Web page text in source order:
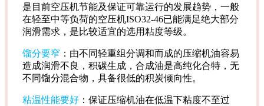
是目前空压机节能及保证可靠运行的发展趋势，一般
在轻至中等负荷的空压机ISO32-46已能满足绝大部分
润滑需求，是比较适宜的选用粘度等级。
馏分要窄 ：由不同轻重组分调和而成的压缩机油容易
造成润滑不良，积碳生成，合成油是高纯化合特，无
不同馏分混合物，具备很低的积炭倾向性。
粘温性能要好 ：保证压缩机油在低温下粘度不至过